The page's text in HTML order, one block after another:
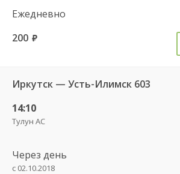
Ежедневно
200 руб.
Иркутск — Усть-Илимск 603
14:10
Тулун АС
Через день
с 02.10.2018